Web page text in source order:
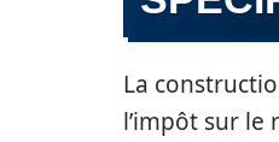
La
l’impôt sur le